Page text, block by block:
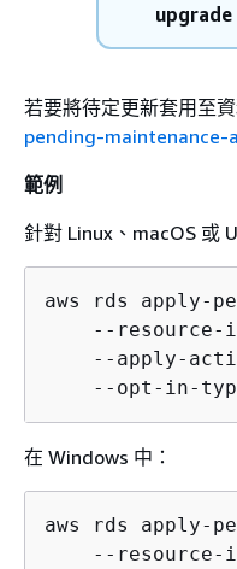
upgrade
若要將待定更新套用至
pending-maintenance-
範例
針對 Linux、macOS 或
aws rds apply-
--resource-
--apply-
--opt-in-
在 Windows 中：
aws rds apply-
--resource-